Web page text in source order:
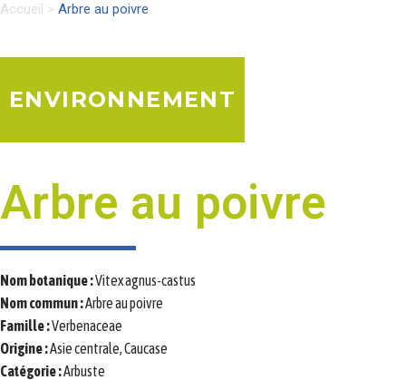
Accueil > Arbre au poivre
ENVIRONNEMENT
Arbre au poivre
Nom botanique :Vitex agnus-castus
Nom commun :Arbre au poivre
Famille :Verbenaceae
Origine :Asie centrale, Caucase
Catégorie :Arbuste